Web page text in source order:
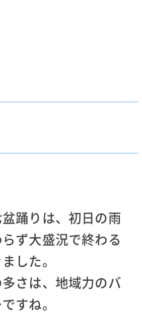
踊りは、初日の雨
ず大盛況で終わる
した。
さは、地域力のバ
すね。